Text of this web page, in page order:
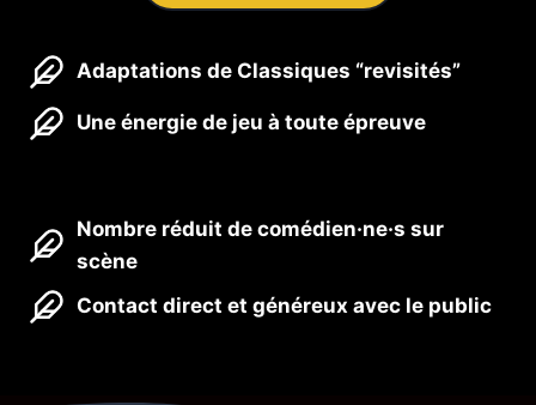
Adaptations de Classiques “revisités”
Une énergie de jeu à toute épreuve
Nombre réduit de comédien·ne·s sur
scène
Contact direct et généreux avec le public